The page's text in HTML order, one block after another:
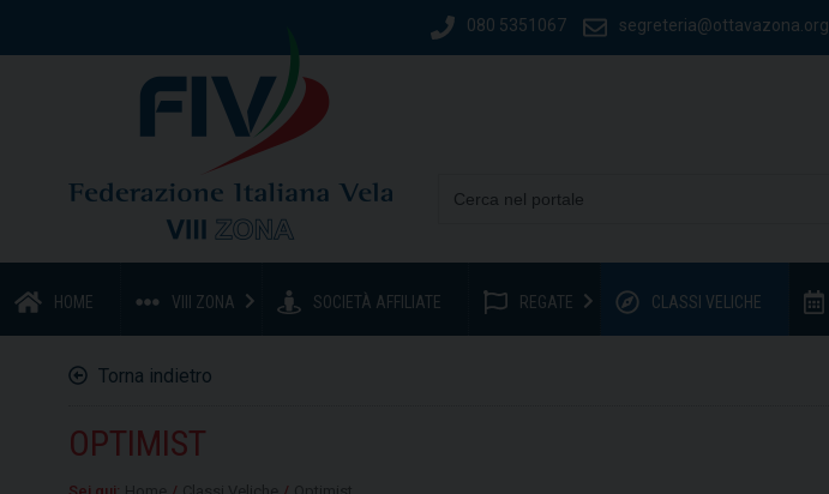
080 5351067 segreteria@ottavazona.org
HOME VIII ZONA SOCIETÀ AFFILIATE REGATE CLASSI VELICHE
Torna indietro
OPTIMIST
Sei qui: / /